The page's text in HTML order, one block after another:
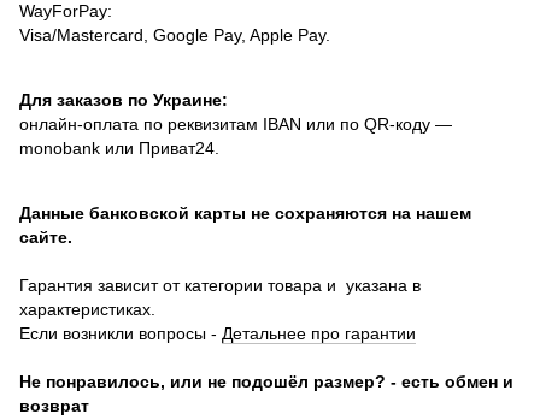
WayForPay:
Visa/Mastercard, Google Pay, Apple Pay.
Для заказов по Украине:
онлайн-оплата по реквизитам IBAN или по QR-коду —
monobank или Приват24.
Данные банковской карты не сохраняются на нашем
сайте.
Гарантия зависит от категории товара и указана в
характеристиках.
Если возникли вопросы - Детальнее про гарантии
Не понравилось, или не подошёл размер? - есть обмен и
возврат